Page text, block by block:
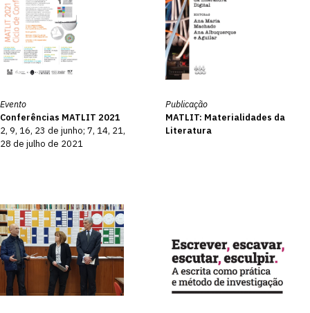
Evento
Conferências MATLIT 2021
2, 9, 16, 23 de junho; 7, 14, 21,
28 de julho de 2021
Publicação
MATLIT: Materialidades da
Literatura